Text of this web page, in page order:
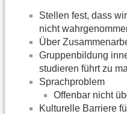
Stellen fest, dass
nicht
Über
Gruppenbildung
studieren führt zu
Sprachproblem
Offenbar nicht
Kulturelle Barriere